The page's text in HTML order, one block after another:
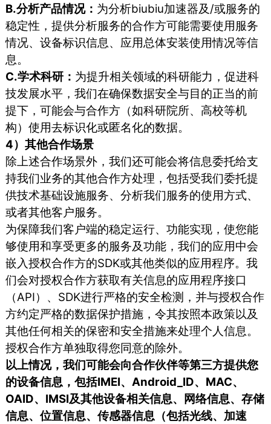
B.分析产品情况： 为分析biubiu加速器及/或服务的
稳定性，提供分析服务的合作方可能需要使用服务
情况、设备标识信息、应用总体安装使用情况等信
息。
C.学术科研： 为提升相关领域的科研能力，促进科
技发展水平，我们在确保数据安全与目的正当的前
提下，可能会与合作方（如科研院所、高校等机
构）使用去标识化或匿名化的数据。
4）其他合作场景
除上述合作场景外，我们还可能会将信息委托给支
持我们业务的其他合作方处理，包括受我们委托提
供技术基础设施服务、分析我们服务的使用方式、
或者其他客户服务。
为保障我们客户端的稳定运行、功能实现，使您能
够使用和享受更多的服务及功能，我们的应用中会
嵌入授权合作方的SDK或其他类似的应用程序。我
们会对授权合作方获取有关信息的应用程序接口
（API）、SDK进行严格的安全检测，并与授权合作
方约定严格的数据保护措施，令其按照本政策以及
其他任何相关的保密和安全措施来处理个人信息。
授权合作方单独取得您同意的除外。
以上情况，我们可能会向合作伙伴等第三方提供您
的设备信息，包括IMEI、Android_ID、MAC、
OAID、IMSI及其他设备相关信息、网络信息、存储
信息、位置信息、传感器信息（包括光线、加速